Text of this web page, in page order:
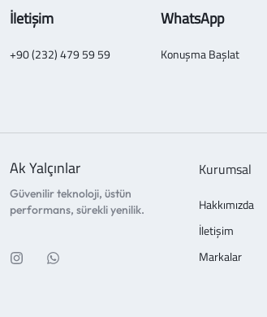
İletişim
+90 (232) 479 59 59
WhatsApp
Konuşma Başlat
Ak Yalçınlar
Güvenilir teknoloji, üstün
performans, sürekli yenilik.
Kurumsal
Hakkımızda
İletişim
Markalar